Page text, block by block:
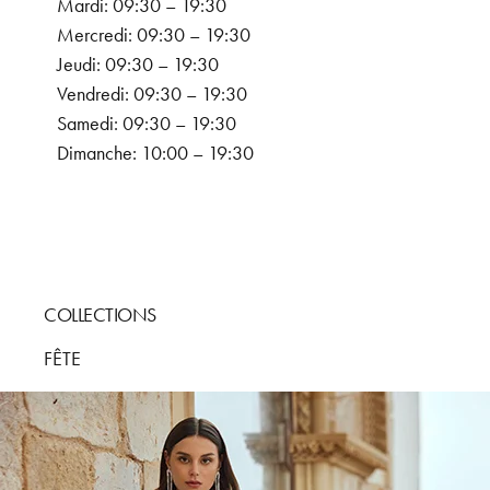
Mardi: 09:30 – 19:30
Mercredi: 09:30 – 19:30
Jeudi: 09:30 – 19:30
Vendredi: 09:30 – 19:30
Samedi: 09:30 – 19:30
Dimanche: 10:00 – 19:30
COLLECTIONS
FÊTE